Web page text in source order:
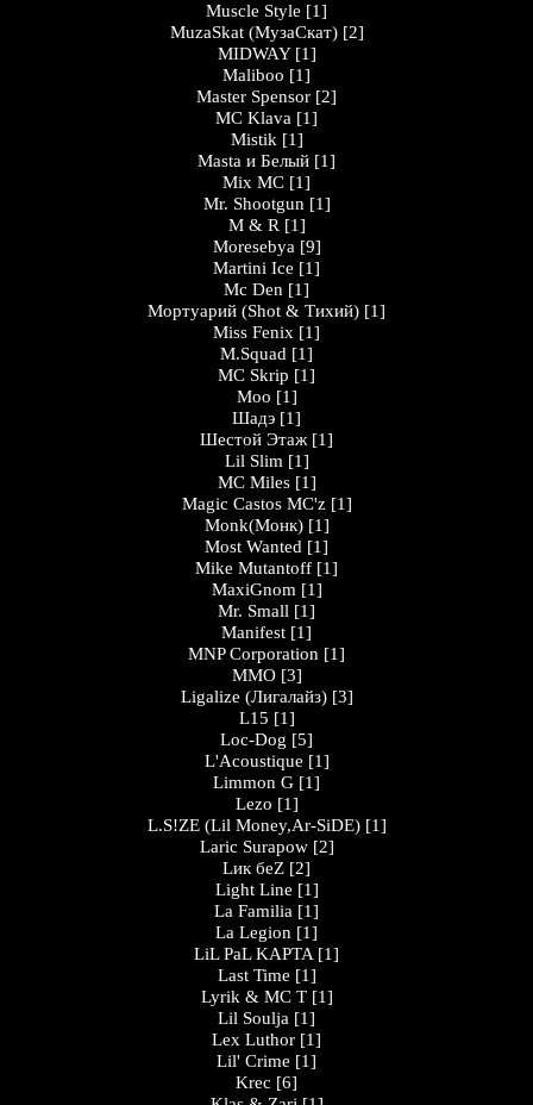
Muscle Style [1]
MuzaSkat (МузаСкат) [2]
MIDWAY [1]
Maliboo [1]
Master Spensor [2]
MC Klava [1]
Mistik [1]
Masta и Белый [1]
Mix MC [1]
Mr. Shootgun [1]
M & R [1]
Moresebya [9]
Martini Ice [1]
Mc Den [1]
Мортуарий (Shot & Тихий) [1]
Miss Fenix [1]
M.Squad [1]
MC Skrip [1]
Moo [1]
Шадэ [1]
Шестой Этаж [1]
Lil Slim [1]
MC Miles [1]
Magic Castos MC'z [1]
Monk(Монк) [1]
Most Wanted [1]
Mike Mutantoff [1]
MaxiGnom [1]
Mr. Small [1]
Manifest [1]
MNP Corporation [1]
MMO [3]
Ligalize (Лигалайз) [3]
L15 [1]
Loc-Dog [5]
L'Acoustique [1]
Limmon G [1]
Lezo [1]
L.S!ZE (Lil Money,Ar-SiDE) [1]
Laric Surapow [2]
Lик беZ [2]
Light Line [1]
La Familia [1]
La Legion [1]
LiL PaL KAPTA [1]
Last Time [1]
Lyrik & MC T [1]
Lil Soulja [1]
Lex Luthor [1]
Lil' Crime [1]
Krec [6]